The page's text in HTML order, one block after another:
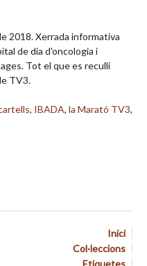
2018. Xerrada informativa
de dia d'oncologia i
Tot el que es reculli
TV3.
, IBADA, la Marató TV3,
Inici
Col·leccions